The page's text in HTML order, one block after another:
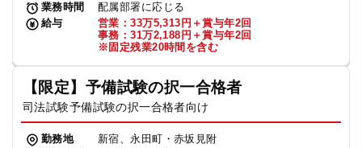
業務時間
配属部署に応じる
給与
営業：33万5,313円＋賞与年2回
事務：31万2,188円＋賞与年2回
※固定残業20時間を含む
【限定】予備試験の択一合格者
司法試験予備試験の択一合格者向け
勤務地
新宿、永田町・赤坂見附